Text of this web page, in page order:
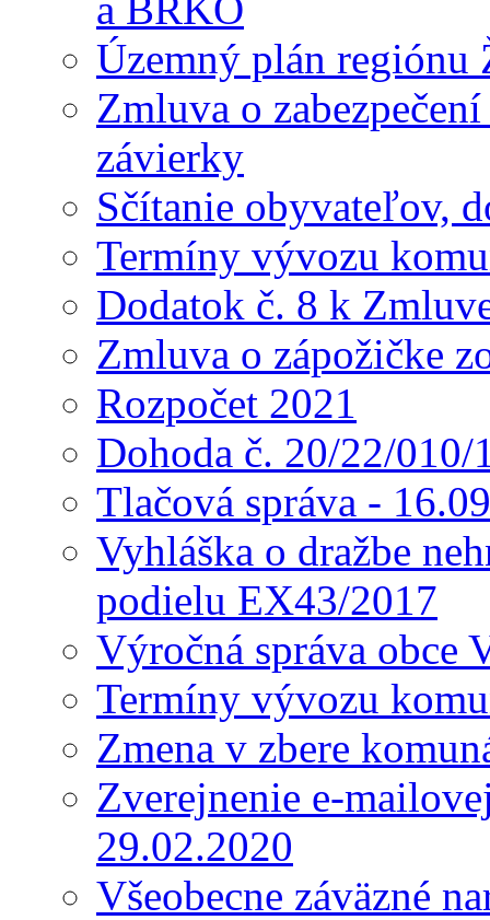
Územný plán regiónu
Zmluva o
závierky
Sčítanie obyvateľov,
Termíny vývozu
Dodatok č. 8 k
Zmluva o zápožičke
Rozpočet 2021
Dohoda č. 20/22/
Tlačová správa -
Vyhláška o dražbe
podielu EX43/2017
Výročná správa obce
Termíny vývozu
Zmena v zbere
Zverejnenie e-
29.02.2020
Všeobecne záväzné